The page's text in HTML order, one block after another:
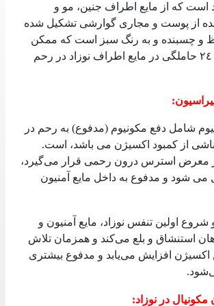
است‌ که‌ از مایع‌ اطراف جنین‌، مو و
از پوست‌ و مجاری‌ گوارشی‌ تشکیل‌ شده
و چسبنده و به‌ رنگ‌ سبز است‌ که‌ ممکن‌
است‌ پس‌ از هفته‌ ٢٤ حاملگی‌ در مایع‌ اطراف نوزاد در رحم‌
شامل‌ دفع‌ مکونیوم (مدفوع) به‌ رحم‌ در
از کمبود اکسیژن می‌ باشد، است‌.
معرض استرس درون رحمی‌ قرار می‌گیرد،
شود و مدفوع به‌ داخل‌ مایع‌ آمنیون
شروع اولین‌ تنفس‌ نوزاد، مایع‌ آمنیون و
استنشاق و بلع‌ می‌کند و همزمان تلاش
اکسیژن افزایش‌ می‌یابد و مدفوع بیشتری‌
.
مکونیال در نوزاد: